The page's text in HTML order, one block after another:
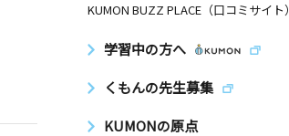
KUMON BUZZ PLACE（口コミサイト）
学習中の方へ
くもんの先生募集
KUMONの原点